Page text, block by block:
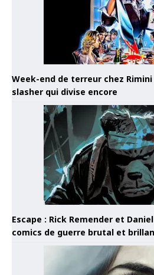
Week-end de terreur chez
slasher qui divise encore
Escape : Rick Remender et
comics de guerre brutal et